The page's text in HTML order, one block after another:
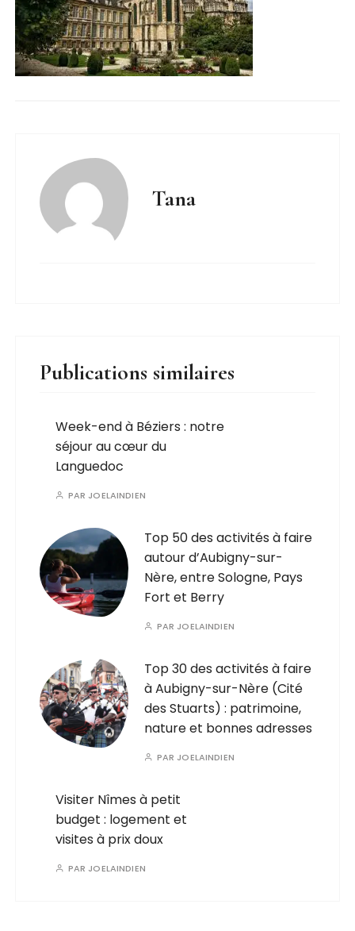
Tana
Publications similaires
Week-end à Béziers : notre
séjour au cœur du
Languedoc
PAR JOELAINDIEN
Top 50 des activités à faire
autour d’Aubigny-sur-
Nère, entre Sologne, Pays
Fort et Berry
PAR JOELAINDIEN
Top 30 des activités à faire
à Aubigny-sur-Nère (Cité
des Stuarts) : patrimoine,
nature et bonnes adresses
PAR JOELAINDIEN
Visiter Nîmes à petit
budget : logement et
visites à prix doux
PAR JOELAINDIEN